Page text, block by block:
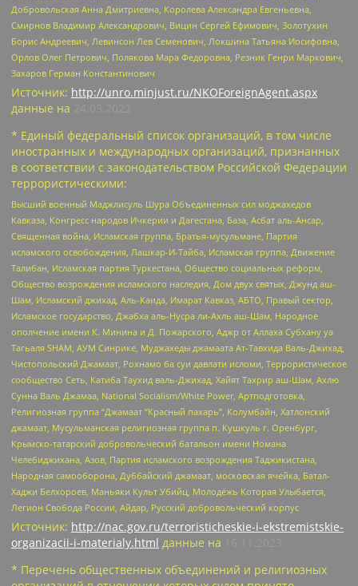
Добровольская Анна Дмитриевна, Королева Александра Евгеньевна,
Смирнов Владимир Александрович, Вицин Сергей Ефимович, Золотухин
Борис Андреевич, Левинсон Лев Семенович, Локшина Татьяна Иосифовна,
Орлов Олег Петрович, Полякова Мара Федоровна, Резник Генри Маркович,
Захаров Герман Константинович
Источник: http://unro.minjust.ru/NKOForeignAgent.aspx
данные на
* Единый федеральный список организаций, в том числе
иностранных и международных организаций, признанных
в соответствии с законодательством Российской Федерации
террористическими:
Высший военный Маджлисуль Шура Объединенных сил моджахедов
Кавказа, Конгресс народов Ичкерии и Дагестана, База, Асбат аль-Ансар,
Священная война, Исламская группа, Братья-мусульмане, Партия
исламского освобождения, Лашкар-И-Тайба, Исламская группа, Движение
Талибан, Исламская партия Туркестана, Общество социальных реформ,
Общество возрождения исламского наследия, Дом двух святых, Джунд аш-
Шам, Исламский джихад, Аль-Каида, Имарат Кавказ, АБТО, Правый сектор,
Исламское государство, Джабха аль-Нусра ли-Ахль аш-Шам, Народное
ополчение имени К. Минина и Д. Пожарского, Аджр от Аллаха Субхану уа
Тагьаля SHAM, АУМ Синрике, Муджахеды джамаата Ат-Тавхида Валь-Джихад,
Чистопольский Джамаат, Рохнамо ба суи давлати исломи, Террористическое
сообщество Сеть, Катиба Таухид валь-Джихад, Хайят Тахрир аш-Шам, Ахлю
Сунна Валь Джамаа, National Socialism/White Power, Артподготовка,
Религиозная группа “Джамаат “Красный пахарь”, Колумбайн, Хатлонский
джамаат, Мусульманская религиозная группа п. Кушкуль г. Оренбург,
Крымско-татарский добровольческий батальон имени Номана
Челебиджихана, Азов, Партия исламского возрождения Таджикистана,
Народная самооборона, Дуббайский джамаат, московская ячейка, Батал-
Хаджи Белхороев, Маньяки Культ Убийц, Молодёжь Которая Улыбается,
Легион Свобода России, Айдар, Русский добровольческий корпус
Источник: http://nac.gov.ru/terroristicheskie-i-ekstremistskie-
organizacii-i-materialy.html данные на
* Перечень общественных объединений и религиозных